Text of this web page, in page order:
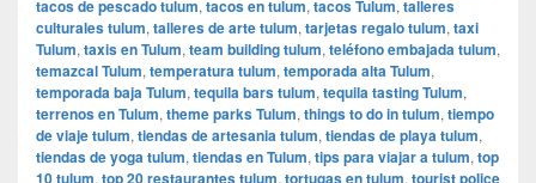
tacos de pescado tulum, tacos en tulum, tacos Tulum, talleres
culturales tulum, talleres de arte tulum, tarjetas regalo tulum, taxi
Tulum, taxis en Tulum, team building tulum, teléfono embajada tulum,
temazcal Tulum, temperatura tulum, temporada alta Tulum,
temporada baja Tulum, tequila bars tulum, tequila tasting Tulum,
terrenos en Tulum, theme parks Tulum, things to do in tulum, tiempo
de viaje tulum, tiendas de artesania tulum, tiendas de playa tulum,
tiendas de yoga tulum, tiendas en Tulum, tips para viajar a tulum, top
10 tulum, top 20 restaurantes tulum, tortugas en tulum, tourist police